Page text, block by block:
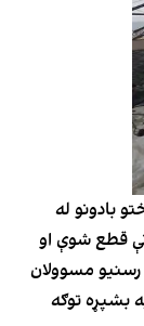
بادونو له
قطع شوې او
مسوولان
بشپړه توګه